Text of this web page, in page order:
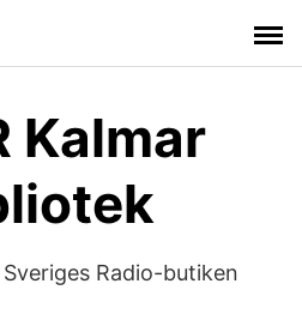
Kalmar
Radio-butiken